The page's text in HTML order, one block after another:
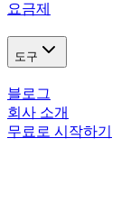
요금제
도구
블로그
회사 소개
무료로 시작하기